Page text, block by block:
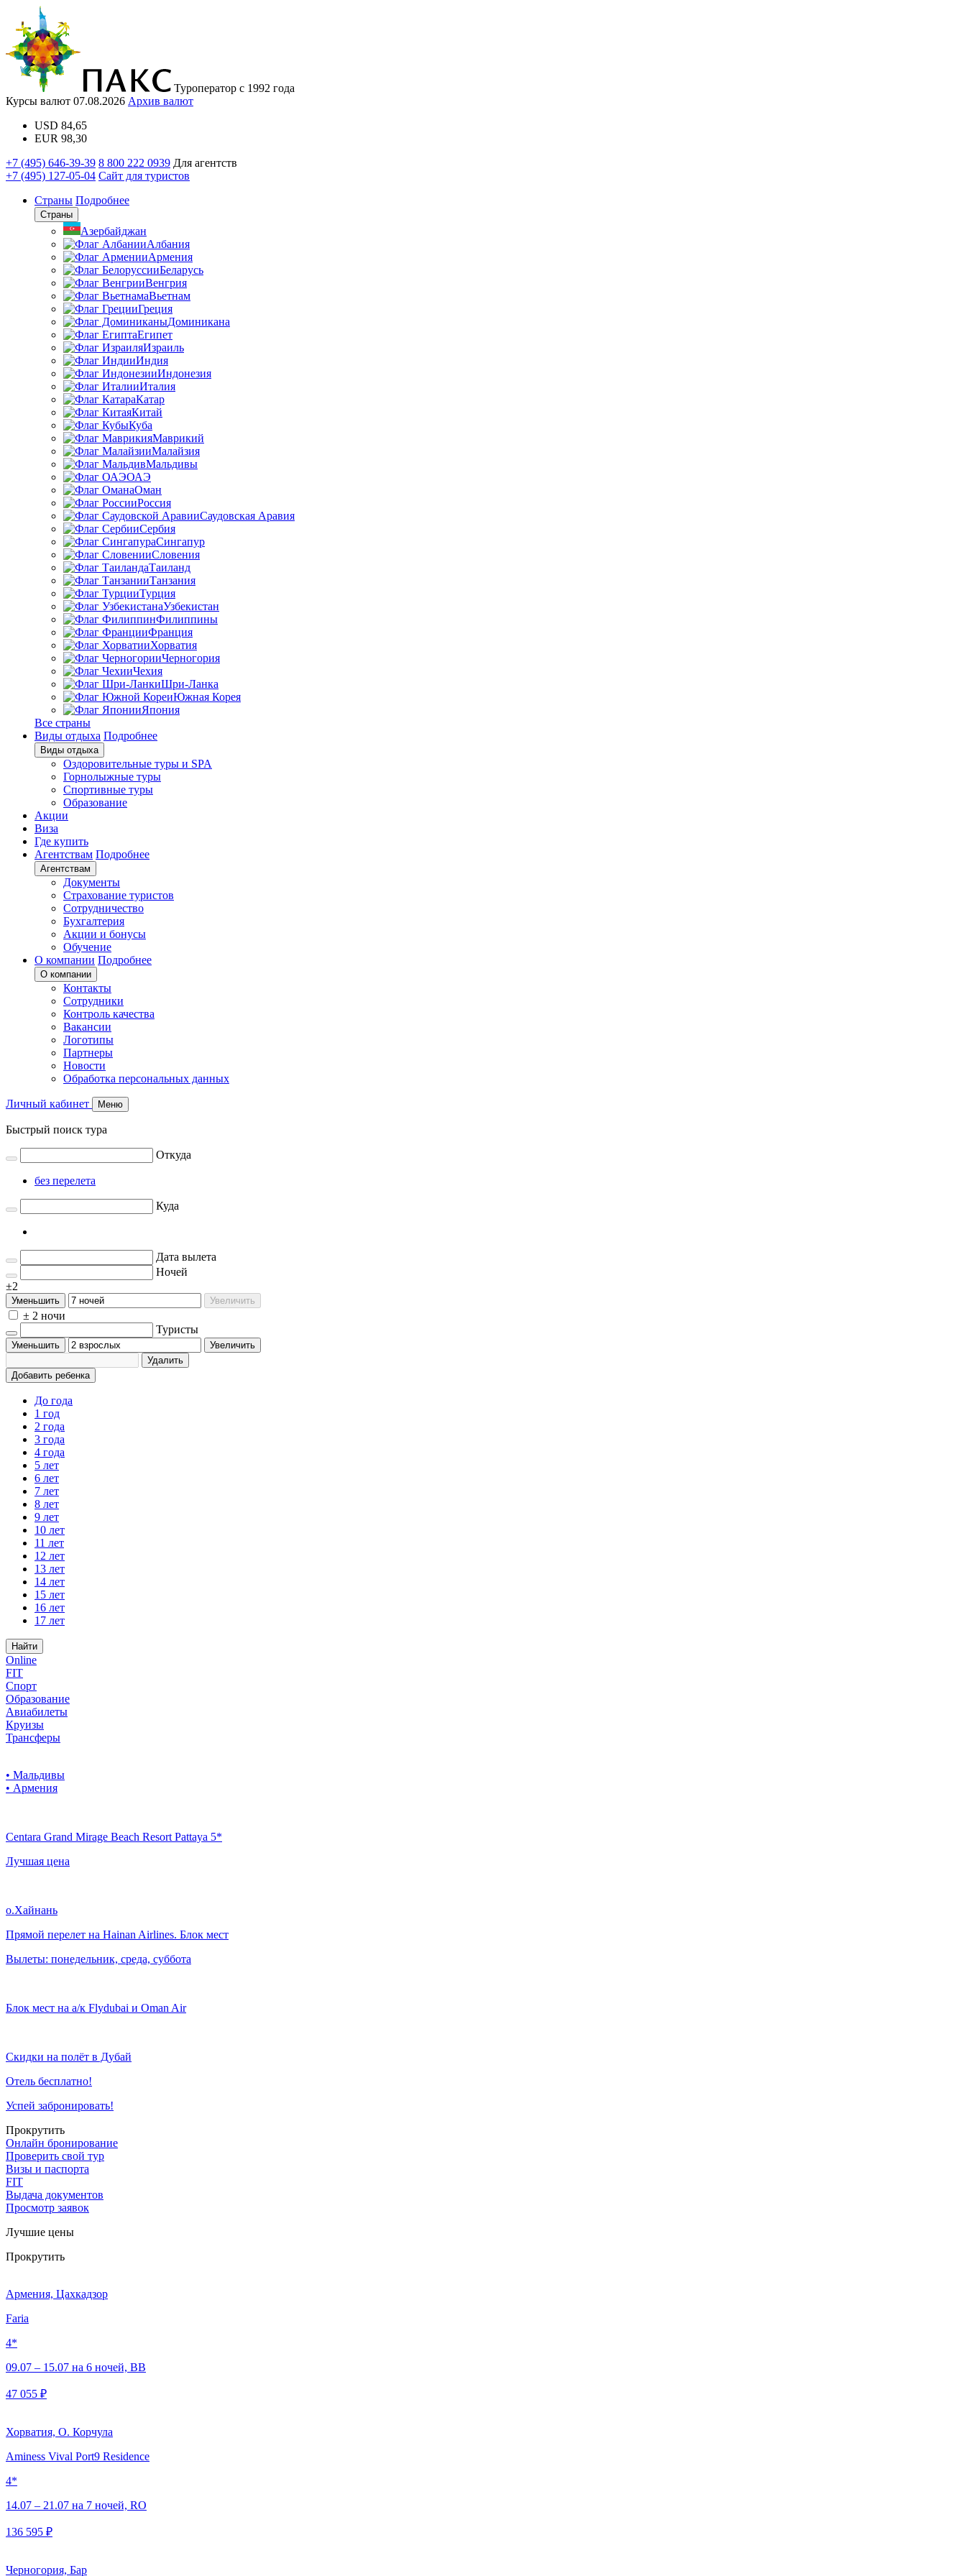
Туроператор с 1992 года
Курсы валют 07.08.2026 Архив валют
USD 84,65
EUR 98,30
+7 (495) 646-39-39 8 800 222 0939 Для агентств
+7 (495) 127-05-04 Сайт для туристов
Страны Подробнее
Страны
Азербайджан
Албания
Армения
Беларусь
Венгрия
Вьетнам
Греция
Доминикана
Египет
Израиль
Индия
Индонезия
Италия
Катар
Китай
Куба
Маврикий
Малайзия
Мальдивы
ОАЭ
Оман
Россия
Саудовская Аравия
Сербия
Сингапур
Словения
Таиланд
Танзания
Турция
Узбекистан
Филиппины
Франция
Хорватия
Черногория
Чехия
Шри-Ланка
Южная Корея
Япония
Все страны
Виды отдыха Подробнее
Виды отдыха
Оздоровительные туры и SPA
Горнолыжные туры
Спортивные туры
Образование
Акции
Виза
Где купить
Агентствам Подробнее
Агентствам
Документы
Страхование туристов
Сотрудничество
Бухгалтерия
Акции и бонусы
Обучение
О компании Подробнее
О компании
Контакты
Сотрудники
Контроль качества
Вакансии
Логотипы
Партнеры
Новости
Обработка персональных данных
Личный кабинет Меню
Быстрый поиск тура
Откуда
без перелета
Куда
Дата вылета
Ночей
±2
Уменьшить Увеличить
± 2 ночи
Туристы
Уменьшить
Увеличить
Удалить
Добавить ребенка
До года
1 год
2 года
3 года
4 года
5 лет
6 лет
7 лет
8 лет
9 лет
10 лет
11 лет
12 лет
13 лет
14 лет
15 лет
16 лет
17 лет
Найти
Online
FIT
Спорт
Образование
Авиабилеты
Круизы
Трансферы
• Мальдивы
• Армения
Centara Grand Mirage Beach Resort Pattaya 5*
Лучшая цена
о.Хайнань
Прямой перелет на Hainan Airlines. Блок мест
Вылеты: понедельник, среда, суббота
Блок мест на а/к Flydubai и Oman Air
Скидки на полёт в Дубай
Отель бесплатно!
Успей забронировать!
Прокрутить
Онлайн бронирование
Проверить свой тур
Визы и паспорта
FIT
Выдача документов
Просмотр заявок
Лучшие цены
Прокрутить
Армения, Цахкадзор
Faria
4*
09.07 – 15.07 на 6 ночей, BB
47 055 ₽
Хорватия, О. Корчула
Aminess Vival Port9 Residence
4*
14.07 – 21.07 на 7 ночей, RO
136 595 ₽
Черногория, Бар